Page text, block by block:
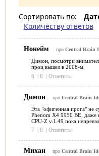
Сортировать по:
Количеству ответов
Нонейм про Central Brain
Димон, посмотри
проц вышел в 2008-м
6
| 6 | Ответить
Димон про Central Brain
Эта "офигенная прога" не
Phenom X4 9950 BE, даже
CPU-Z v.1.49 пока
7
| 6 | Ответить
Михан про Central Brain